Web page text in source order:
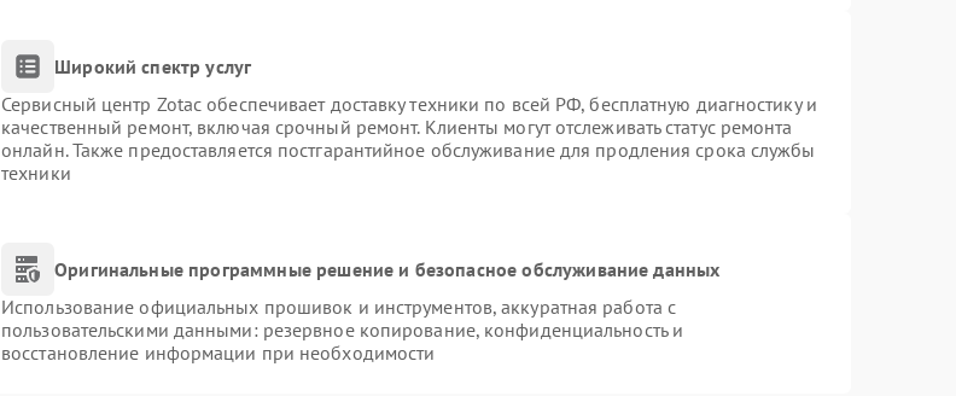
Широкий спектр услуг
Сервисный центр Zotac обеспечивает доставку техники по всей РФ, бесплатную диагностику и
качественный ремонт, включая срочный ремонт. Клиенты могут отслеживать статус ремонта
онлайн. Также предоставляется постгарантийное обслуживание для продления срока службы
техники
Оригинальные программные решение и безопасное обслуживание данных
Использование официальных прошивок и инструментов, аккуратная работа с
пользовательскими данными: резервное копирование, конфиденциальность и
восстановление информации при необходимости